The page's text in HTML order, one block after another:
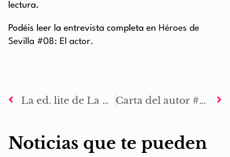
lectura.
Podéis leer la entrevista completa en Héroes de
Sevilla #08: El actor.
La ed. lite de La Marca de Odín: El despertar en papel disponiblea través de Amazon Carta del autor #27: La paciencia es una virtud
Noticias que te pueden